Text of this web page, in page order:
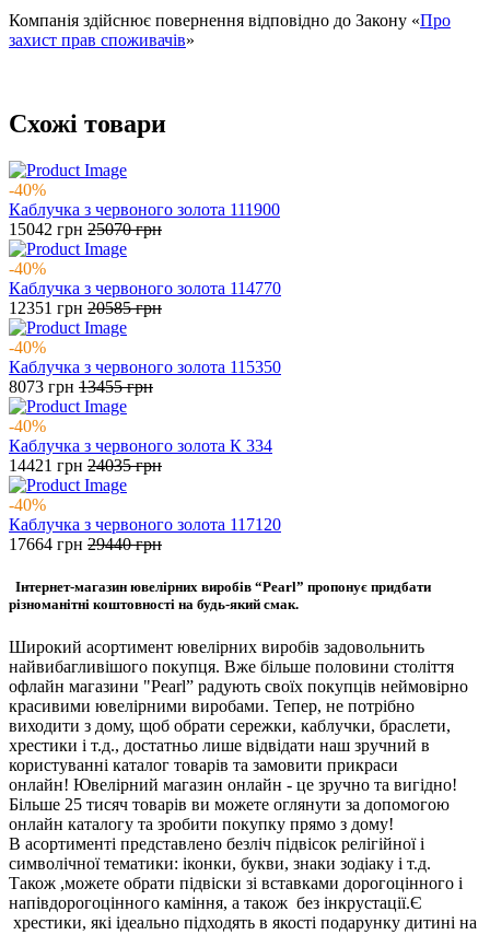
Компанія здійснює повернення відповідно до Закону «Про
захист прав споживачів»
Схожі товари
-40%
Каблучка з червоного золота 111900
15042 грн 25070грн
-40%
Каблучка з червоного золота 114770
12351 грн 20585грн
-40%
Каблучка з червоного золота 115350
8073 грн 13455грн
-40%
Каблучка з червоного золота К 334
14421 грн 24035грн
-40%
Каблучка з червоного золота 117120
17664 грн 29440грн
Інтернет-магазин ювелірних виробів “Pearl” пропонує придбати
різноманітні коштовності на будь-який смак.
Широкий асортимент ювелірних виробів задовольнить
найвибагливішого покупця. Вже більше половини століття
офлайн магазини "Pearl” радують своїх покупців неймовірно
красивими ювелірними виробами. Тепер, не потрібно
виходити з дому, щоб обрати сережки, каблучки, браслети,
хрестики і т.д., достатньо лише відвідати наш зручний в
користуванні каталог товарів та замовити прикраси
онлайн! Ювелірний магазин онлайн - це зручно та вигідно!
Більше 25 тисяч товарів ви можете оглянути за допомогою
онлайн каталогу та зробити покупку прямо з дому!
В асортименті представлено безліч підвісок релігійної і
символічної тематики: іконки, букви, знаки зодіаку і т.д.
Також ,можете обрати підвіски зі вставками дорогоцінного і
напівдорогоцінного каміння, а також без інкрустації.Є
хрестики, які ідеально підходять в якості подарунку дитині на